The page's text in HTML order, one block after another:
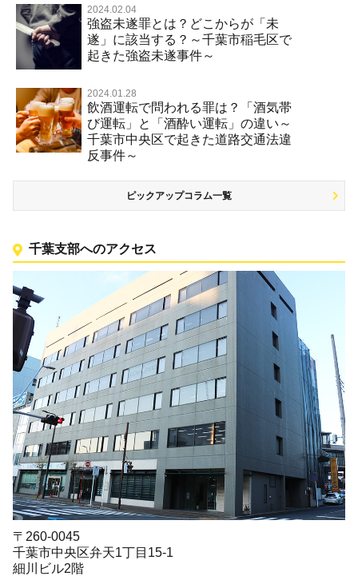
2024.02.04
強盗未遂罪とは？どこからが「未
遂」に該当する？～千葉市稲毛区で
起きた強盗未遂事件～
2024.01.28
飲酒運転で問われる罪は？「酒気帯
び運転」と「酒酔い運転」の違い～
千葉市中央区で起きた道路交通法違
反事件～
ピックアップコラム一覧
千葉支部へのアクセス
〒260-0045
千葉市中央区弁天1丁目15-1
細川ビル2階